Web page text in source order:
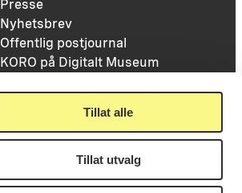
Tillat alle
Tillat utvalg
Presse
Nyhetsbrev
Offentlig postjournal
KORO på Digitalt Museum